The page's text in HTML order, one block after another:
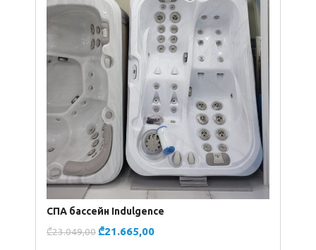
СПА бассейн Indulgence
₾23.049,00₾21.665,00